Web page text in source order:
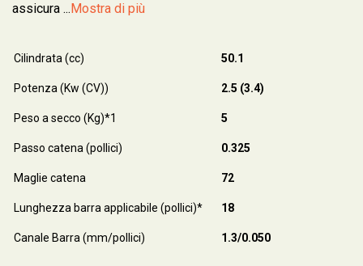
assicura ... Mostra di più
Cilindrata (cc) 50.1
Potenza (Kw (CV)) 2.5 (3.4)
Peso a secco (Kg)*1 5
Passo catena (pollici) 0.325
Maglie catena 72
Lunghezza barra applicabile (pollici)* 18
Canale Barra (mm/pollici) 1.3/0.050